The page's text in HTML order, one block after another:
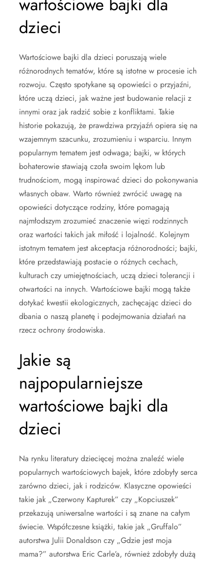
dzieci
Wartościowe bajki dla dzieci poruszają wiele
różnorodnych tematów, które są istotne w procesie ich
rozwoju. Często spotykane są opowieści o przyjaźni,
które uczą dzieci, jak ważne jest budowanie relacji z
innymi oraz jak radzić sobie z konfliktami. Takie
historie pokazują, że prawdziwa przyjaźń opiera się na
wzajemnym szacunku, zrozumieniu i wsparciu. Innym
popularnym tematem jest odwaga; bajki, w których
bohaterowie stawiają czoła swoim lękom lub
trudnościom, mogą inspirować dzieci do pokonywania
własnych obaw. Warto również zwrócić uwagę na
opowieści dotyczące rodziny, które pomagają
najmłodszym zrozumieć znaczenie więzi rodzinnych
oraz wartości takich jak miłość i lojalność. Kolejnym
istotnym tematem jest akceptacja różnorodności; bajki,
które przedstawiają postacie o różnych cechach,
kulturach czy umiejętnościach, uczą dzieci tolerancji i
otwartości na innych. Wartościowe bajki mogą także
dotykać kwestii ekologicznych, zachęcając dzieci do
dbania o naszą planetę i podejmowania działań na
rzecz ochrony środowiska.
Jakie są
najpopularniejsze
wartościowe bajki dla
dzieci
Na rynku literatury dziecięcej można znaleźć wiele
popularnych wartościowych bajek, które zdobyły serca
zarówno dzieci, jak i rodziców. Klasyczne opowieści
takie jak „Czerwony Kapturek” czy „Kopciuszek”
przekazują uniwersalne wartości i są znane na całym
świecie. Współczesne książki, takie jak „Gruffalo”
autorstwa Julii Donaldson czy „Gdzie jest moja
mama?” autorstwa Eric Carle’a, również zdobyły dużą